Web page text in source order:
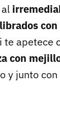
te apetece
con
y junto